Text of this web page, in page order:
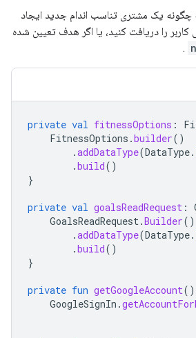
یک مشتری تناسب اندام جدید ایجاد
را دریافت کنید، یا اگر هدف تعیین شده
.
private val fitnessOptions :
FitnessOptions .builder()
.addDataType(DataType.
.build()
}
private val goalsReadRequest :
GoalsReadRequest.Builder()
.addDataType(DataType.
.build()
}
private fun getGoogleAccount
GoogleSignIn .